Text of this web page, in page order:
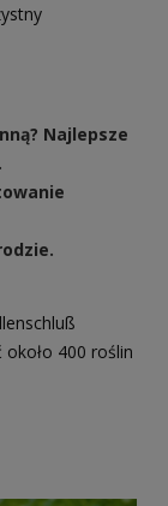
Najlepsze
400 roślin